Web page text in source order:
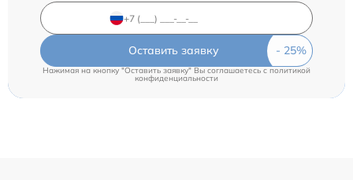
Оставить заявку
Нажимая на кнопку "Оставить заявку" Вы соглашаетесь c политикой
конфиденциальности